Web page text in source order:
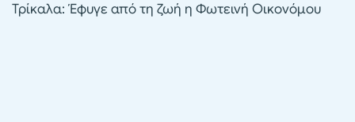
Τρίκαλα: Έφυγε από τη ζωή η Φωτεινή Οικονόμου